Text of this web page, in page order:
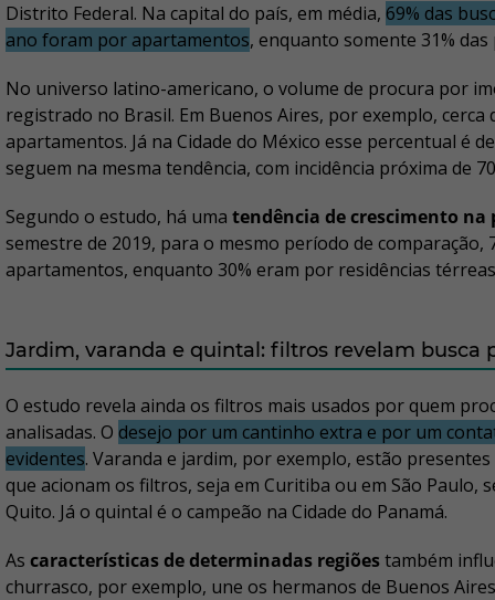
Distrito Federal. Na capital do país, em média, 69% das
ano foram por apartamentos, enquanto somente 31%
No universo latino-americano, o volume de procura por
registrado no Brasil. Em Buenos Aires, por exemplo, cerca
apartamentos. Já na Cidade do México esse percentual é
seguem na mesma tendência, com incidência próxima de
Segundo o estudo, há uma tendência de crescimento na
semestre de 2019, para o mesmo período de comparação,
apartamentos, enquanto 30% eram por residências
Jardim, varanda e quintal: filtros revelam busca
O estudo revela ainda os filtros mais usados por quem
analisadas. O desejo por um cantinho extra e por um
evidentes. Varanda e jardim, por exemplo, estão
que acionam os filtros, seja em Curitiba ou em São Paulo,
Quito. Já o quintal é o campeão na Cidade do Panamá.
As características de determinadas regiõestambém
churrasco, por exemplo, une os hermanos de Buenos